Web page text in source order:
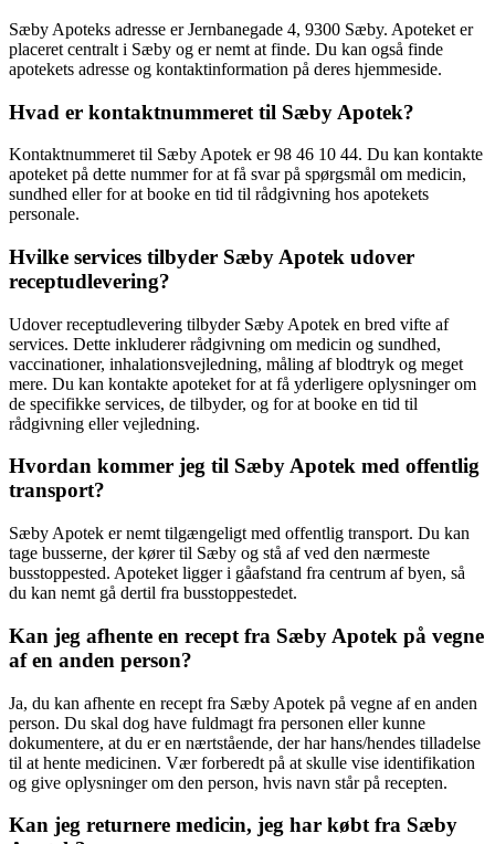
Sæby Apoteks adresse er Jernbanegade 4, 9300 Sæby. Apoteket er
placeret centralt i Sæby og er nemt at finde. Du kan også finde
apotekets adresse og kontaktinformation på deres hjemmeside.
Hvad er kontaktnummeret til Sæby Apotek?
Kontaktnummeret til Sæby Apotek er 98 46 10 44. Du kan kontakte
apoteket på dette nummer for at få svar på spørgsmål om medicin,
sundhed eller for at booke en tid til rådgivning hos apotekets
personale.
Hvilke services tilbyder Sæby Apotek udover
receptudlevering?
Udover receptudlevering tilbyder Sæby Apotek en bred vifte af
services. Dette inkluderer rådgivning om medicin og sundhed,
vaccinationer, inhalationsvejledning, måling af blodtryk og meget
mere. Du kan kontakte apoteket for at få yderligere oplysninger om
de specifikke services, de tilbyder, og for at booke en tid til
rådgivning eller vejledning.
Hvordan kommer jeg til Sæby Apotek med offentlig
transport?
Sæby Apotek er nemt tilgængeligt med offentlig transport. Du kan
tage busserne, der kører til Sæby og stå af ved den nærmeste
busstoppested. Apoteket ligger i gåafstand fra centrum af byen, så
du kan nemt gå dertil fra busstoppestedet.
Kan jeg afhente en recept fra Sæby Apotek på vegne
af en anden person?
Ja, du kan afhente en recept fra Sæby Apotek på vegne af en anden
person. Du skal dog have fuldmagt fra personen eller kunne
dokumentere, at du er en nærtstående, der har hans/hendes tilladelse
til at hente medicinen. Vær forberedt på at skulle vise identifikation
og give oplysninger om den person, hvis navn står på recepten.
Kan jeg returnere medicin, jeg har købt fra Sæby